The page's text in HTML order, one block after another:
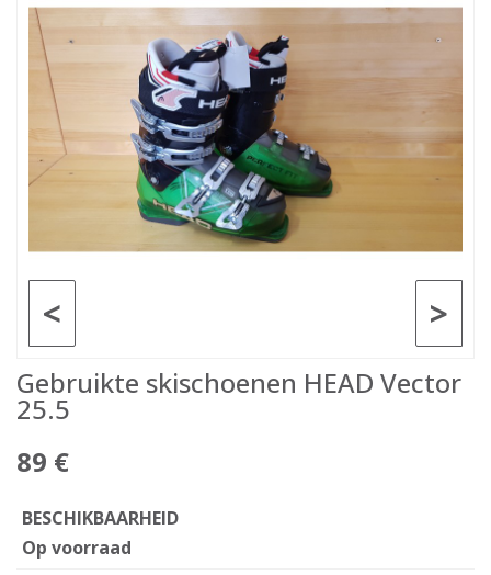
>
<
Gebruikte skischoenen HEAD Vector
25.5
89 €
BESCHIKBAARHEID
Op voorraad